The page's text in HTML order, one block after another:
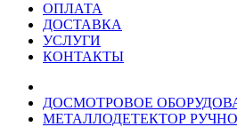
ОПЛАТА
ДОСТАВКА
УСЛУГИ
КОНТАКТЫ
ДОСМОТРОВОЕ
МЕТАЛЛОДЕТЕКТОР